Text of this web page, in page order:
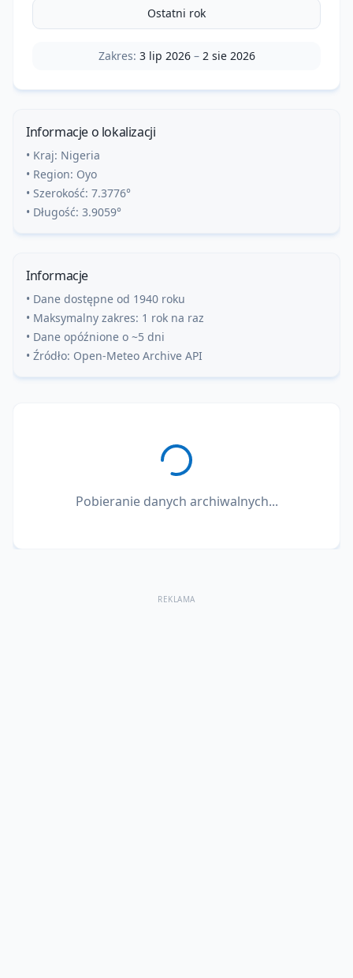
Ostatni rok
Zakres: 3 lip 2026– 2 sie 2026
Informacje o lokalizacji
• Kraj: Nigeria
• Region: Oyo
• Szerokość: 7.3776°
• Długość: 3.9059°
Informacje
• Dane dostępne od 1940 roku
• Maksymalny zakres: 1 rok na raz
• Dane opóźnione o ~5 dni
• Źródło: Open-Meteo Archive API
Pobieranie danych archiwalnych...
REKLAMA